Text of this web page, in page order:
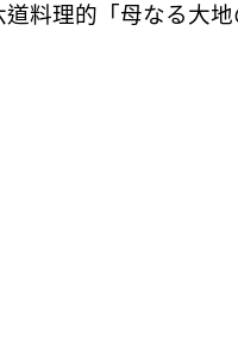
料理的「母なる大